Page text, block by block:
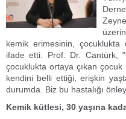
kemik erimesinin, çocuklukta
ifade etti. Prof. Dr. Cantürk,
çocuklukta ortaya çıkan çocuk
kendini belli ettiği, erişkin
durumda. Biz bu hastalığı
Kemik kütlesi, 30 yaşına